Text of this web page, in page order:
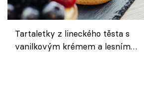
Tartaletky z lineckého těsta s
vanilkovým krémem a lesním